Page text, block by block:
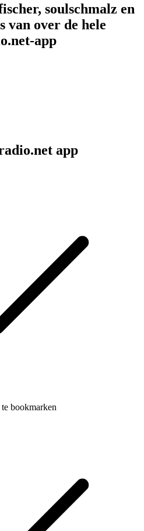
soulschmalz en
van over de hele
app
app
bookmarken